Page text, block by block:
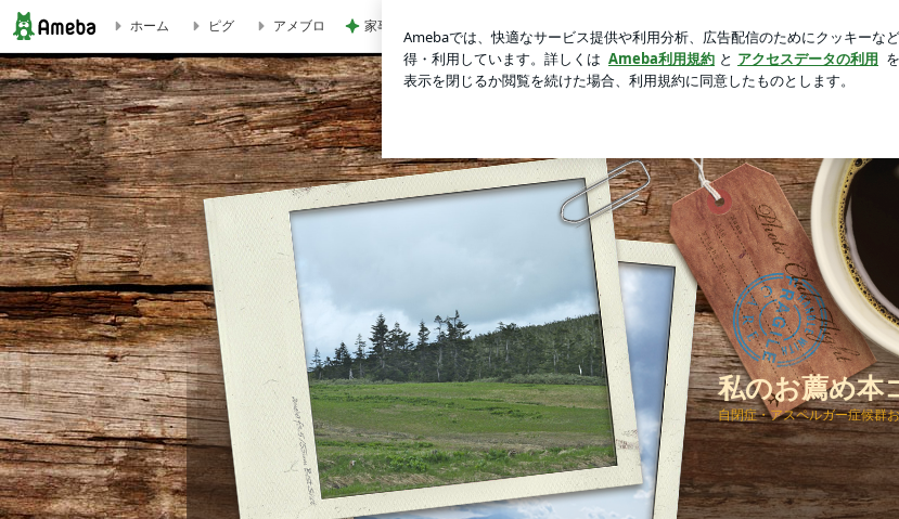
ザ・パターン・シーカー サイモン・バロン＝コーエン | 私のお薦め本コーナー 自閉症関連書籍
ホーム ピグ アメブロ 家事のテンションが上がる生活雑貨
私のお薦め
自閉症・アスペルガー症候群